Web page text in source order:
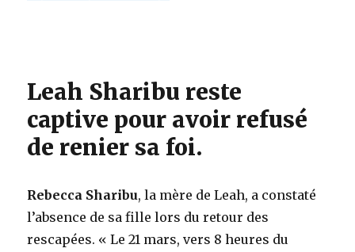
Leah Sharibu reste
captive pour avoir refusé
de renier sa foi.
Rebecca Sharibu, la mère de Leah, a constaté
l’absence de sa fille lors du retour des
rescapées. « Le 21 mars, vers 8 heures du